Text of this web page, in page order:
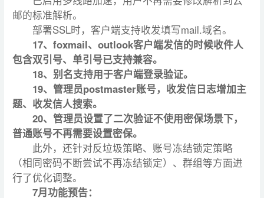
邮的标准解析。
部署SSL时，客户端支持收发填写mail.域名。
17、foxmail、outlook客户端发信的时候收件人
包含双引号、单引号已支持兼容。
18、别名支持用于客户端登录验证。
19、管理员postmaster账号，收发信日志增加主
题、收发信人搜索。
20、管理员设置了二次验证不使用密保场景下，
普通账号不再需要设置密保。
此外，还针对反垃圾策略、账号冻结锁定策略
（相同密码不断尝试不再冻结锁定）、群组等方面进
行了优化调整。
7月功能预告：